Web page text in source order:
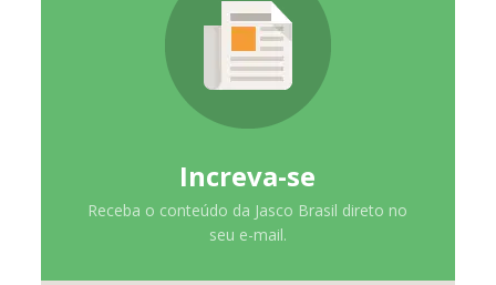
Increva-se
Receba o conteúdo da Jasco Brasil direto no
seu e-mail.